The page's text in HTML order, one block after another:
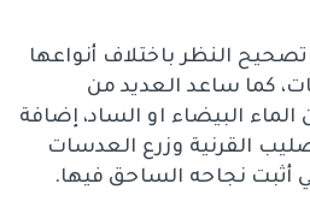
النظر باختلاف أنواعها
كما ساعد العديد من
البيضاء او الساد، إضافة
القرنية وزرع العدسات
أثبت نجاحه الساحق فيها.